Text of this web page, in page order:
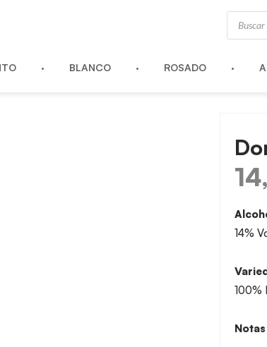
BLANCO ROSADO
14%
100%